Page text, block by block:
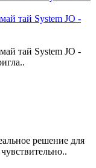
тай System JO -
тай System JO -
решение для